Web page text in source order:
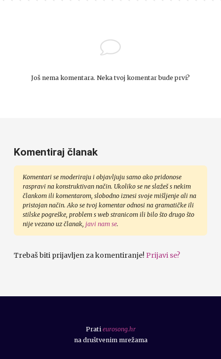
Još nema komentara. Neka tvoj komentar bude prvi?
Komentiraj članak
Komentari se moderiraju i objavljuju samo ako pridonose
raspravi na konstruktivan način. Ukoliko se ne slažeš s nekim
člankom ili komentarom, slobodno iznesi svoje mišljenje ali na
pristojan način. Ako se tvoj komentar odnosi na gramatičke ili
stilske pogreške, problem s web stranicom ili bilo što drugo što
nije vezano uz članak, javi nam se.
Trebaš biti prijavljen za komentiranje! Prijavi se?
Prati eurosong.hr
na društvenim mrežama